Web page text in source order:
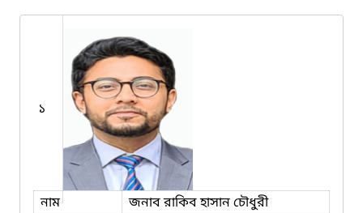
১
নাম
জনাব রাকিব হাসান চৌধুরী